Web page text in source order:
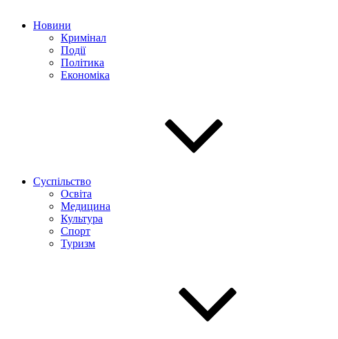
Новини
Кримінал
Події
Політика
Економіка
Суспільство
Освіта
Медицина
Культура
Спорт
Туризм